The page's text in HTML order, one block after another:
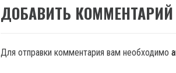
ДОБАВИТЬ КОММЕНТАРИЙ
Для отправки комментария вам необходимо